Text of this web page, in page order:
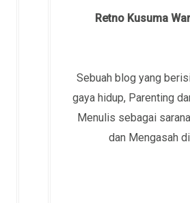
Retno Kusuma
Sebuah blog yang
gaya hidup, Parenting
Menulis sebagai
dan Mengasah